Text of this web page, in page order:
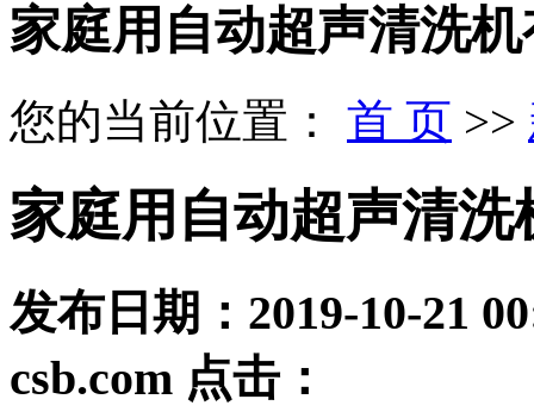
家庭用自动超声清洗
您的当前位置： 首 页 >>
家庭用自动超声清
发布日期： 2019-10-21
csb.com 点击：